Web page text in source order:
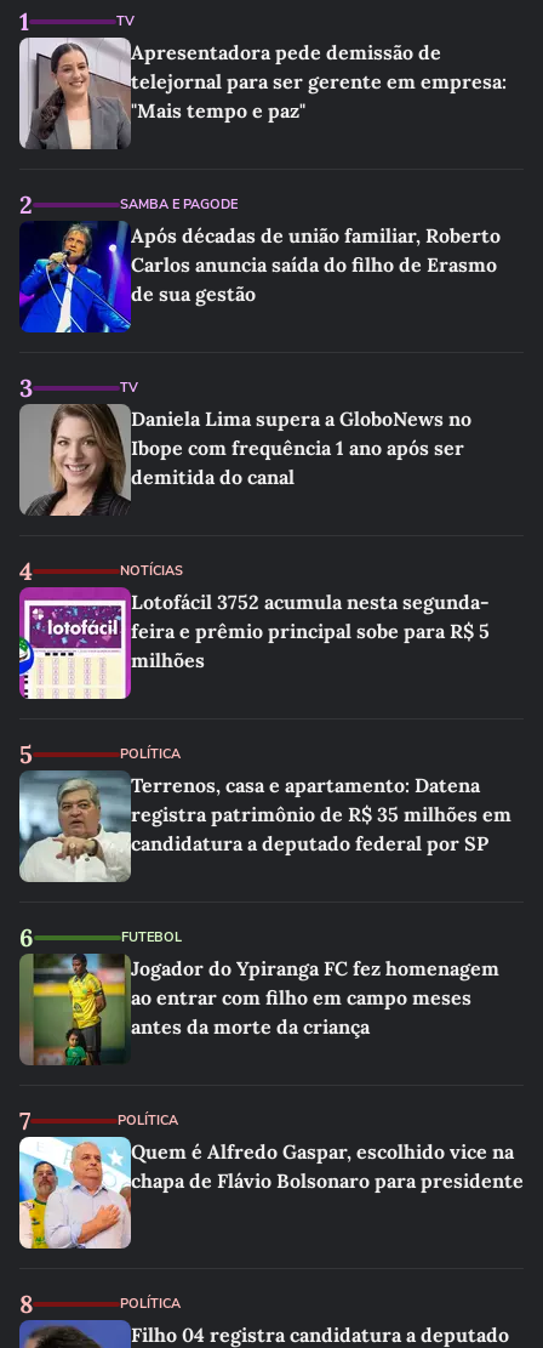
1 TV
Apresentadora pede demissão de
telejornal para ser gerente em empresa:
"Mais tempo e paz"
2 SAMBA E PAGODE
Após décadas de união familiar, Roberto
Carlos anuncia saída do filho de Erasmo
de sua gestão
3 TV
Daniela Lima supera a GloboNews no
Ibope com frequência 1 ano após ser
demitida do canal
4 NOTÍCIAS
Lotofácil 3752 acumula nesta segunda-
feira e prêmio principal sobe para R$ 5
milhões
5 POLÍTICA
Terrenos, casa e apartamento: Datena
registra patrimônio de R$ 35 milhões em
candidatura a deputado federal por SP
6 FUTEBOL
Jogador do Ypiranga FC fez homenagem
ao entrar com filho em campo meses
antes da morte da criança
7 POLÍTICA
Quem é Alfredo Gaspar, escolhido vice na
chapa de Flávio Bolsonaro para presidente
8 POLÍTICA
Filho 04 registra candidatura a deputado